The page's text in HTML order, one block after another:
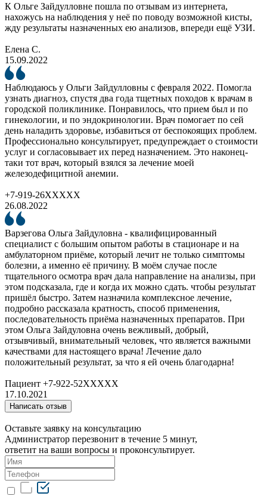
К Ольге Зайдулловне пошла по отзывам из интернета,
нахожусь на наблюдения у неё по поводу возможной кисты,
жду результаты назначенных ею анализов, впереди ещё УЗИ.
Елена С.
15.09.2022
Наблюдаюсь у Ольги Зайдулловны с февраля 2022. Помогла
узнать диагноз, спустя два года тщетных походов к врачам в
городской поликлинике. Понравилось, что прием был и по
гинекологии, и по эндокринологии. Врач помогает по сей
день наладить здоровье, избавиться от беспокоящих проблем.
Профессионально консультирует, предупреждает о стоимости
услуг и согласовывает их перед назначением. Это наконец-
таки тот врач, который взялся за лечение моей
железодефицитной анемии.
+7-919-26XXXXX
26.08.2022
Варзегова Ольга Зайдуловна - квалифицированный
специалист с большим опытом работы в стационаре и на
амбулаторном приёме, который лечит не только симптомы
болезни, а именно её причину. В моём случае после
тщательного осмотра врач дала направление на анализы, при
этом подсказала, где и когда их можно сдать. чтобы результат
пришёл быстро. Затем назначила комплексное лечение,
подробно рассказала кратность, способ применения,
последовательность приёма назначенных препаратов. При
этом Ольга Зайдуловна очень вежливый, добрый,
отзывчивый, внимательный человек, что является важными
качествами для настоящего врача! Лечение дало
положительный результат, за что я ей очень благодарна!
Пациент +7-922-52XXXXX
17.10.2021
Написать отзыв
Оставьте заявку на консультацию
Администратор перезвонит в течение 5 минут,
ответит на ваши вопросы и проконсультирует.